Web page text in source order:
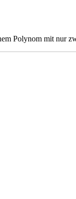
Polynom mit nur